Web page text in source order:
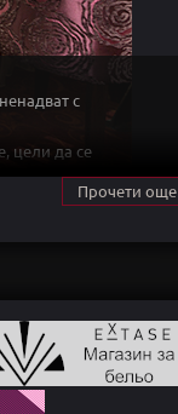
с
цели да се
така че да
Прочети още